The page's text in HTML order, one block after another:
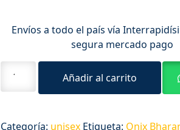
Envíos a todo el país vía
segura mercado pago
Añadir al carrito
Categoría: unisex Etiqueta: Onix